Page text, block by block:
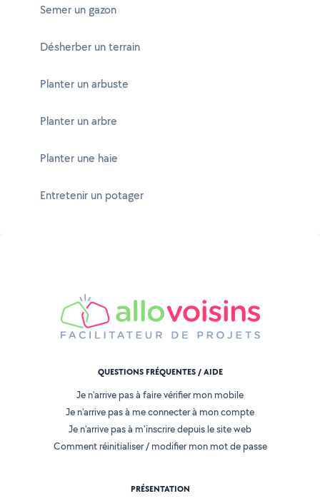
Semer un gazon
Désherber un terrain
Planter un arbuste
Planter un arbre
Planter une haie
Entretenir un potager
QUESTIONS FRÉQUENTES / AIDE
Je n'arrive pas à faire vérifier mon mobile
Je n'arrive pas à me connecter à mon compte
Je n'arrive pas à m'inscrire depuis le site web
Comment réinitialiser / modifier mon mot de passe
PRÉSENTATION